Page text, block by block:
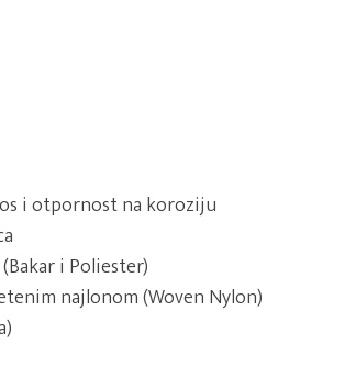
i otpornost na koroziju
i Poliester)
najlonom (Woven Nylon)